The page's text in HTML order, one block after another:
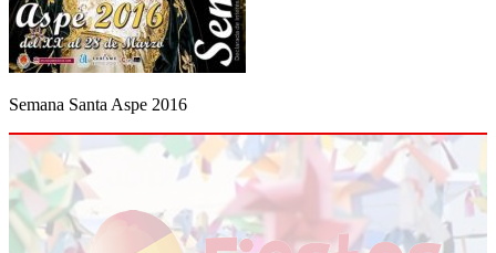
Semana Santa Aspe 2016